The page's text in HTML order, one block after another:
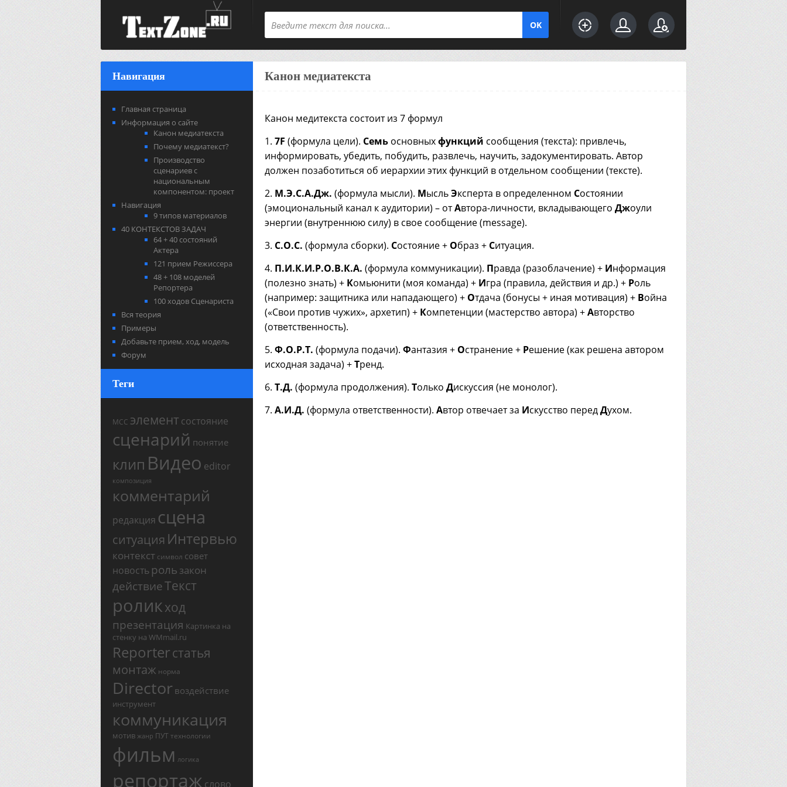
Навигация
Главная страница
Информация о сайте
Канон медиатекста
Почему медиатекст?
Производство
сценариев с
национальным
компонентом: проект
Навигация
9 типов материалов
40 КОНТЕКСТОВ ЗАДАЧ
64 + 40 состояний
Актера
121 прием Режиссера
48 + 108 моделей
Репортера
100 ходов Сценариста
Вся теория
Примеры
Добавьте прием, ход, модель
Форум
Теги
МСС элемент состояние
сценарий понятие
клип Видео editor
композиция
комментарий
редакция сцена
ситуация Интервью
контекст символ совет
новость роль закон
действиеТекст
роликход
презентация Картинка на
стенку на WMmail.ru
Reporterстатья
монтаж норма
Director воздействие
инструмент
коммуникация
мотив жанр ПУТ технологии
фильм логика
репортаж слово
Канон медиатекста
Канон медитекста состоит из 7 формул
1. 7F (формула цели). Семь основныхфункций сообщения (текста): привлечь,
информировать, убедить, побудить, развлечь, научить, задокументировать. Автор
должен позаботиться об иерархии этих функций в отдельном сообщении (тексте).
2. М.Э.С.А.Дж. (формула мысли). МысльЭксперта в определенном Состоянии
(эмоциональный канал к аудитории) – отАвтора-личности, вкладывающего Джоули
энергии (внутреннюю силу) в свое сообщение (message).
3. С.О.С. (формула сборки). Состояние + Образ + Ситуация.
4. П.И.К.И.Р.О.В.К.А. (формула коммуникации). Правда (разоблачение) + Информация
(полезно знать) + Комьюнити (моя команда) + Игра (правила, действия и др.) + Роль
(например: защитника или нападающего) + Отдача (бонусы + иная мотивация) + Война
(«Свои против чужих», архетип) + Компетенции (мастерство автора) +Авторство
(ответственность).
5. Ф.О.Р.Т. (формула подачи). Фантазия + Остранение + Решение (как решена автором
исходная задача) +Тренд.
6. Т.Д. (формула продолжения). Только Дискуссия (не монолог).
7. А.И.Д. (формула ответственности). Автор отвечает за Искусство передДухом.